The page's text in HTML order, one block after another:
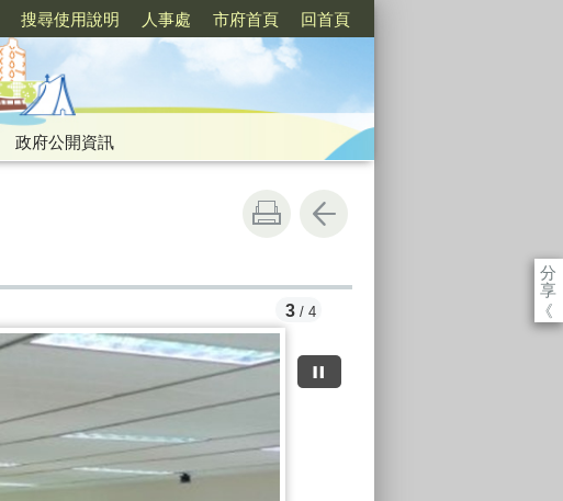
搜尋使用說明 人事處 市府首頁 回首頁
政府公開資訊
分
享
《
3 / 4